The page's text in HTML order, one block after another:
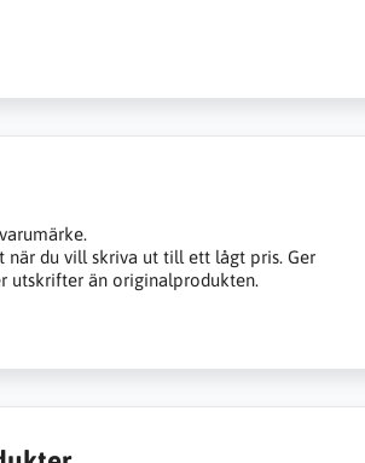
när du vill skriva ut till ett lågt pris. Ger
utskrifter än originalprodukten.